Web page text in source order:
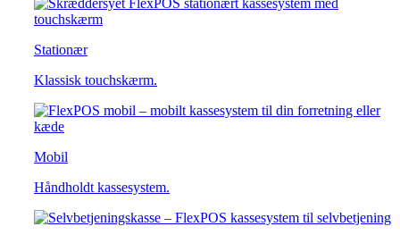
Stationær
Klassisk touchskærm.
Mobil
Håndholdt kassesystem.